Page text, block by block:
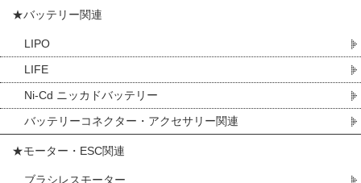
★バッテリー関連
LIPO
LIFE
Ni-Cd ニッカドバッテリー
バッテリーコネクター・アクセサリー関連
★モーター・ESC関連
ブラシレスモーター